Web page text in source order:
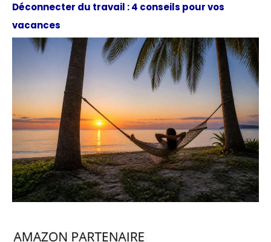
Déconnecter du travail : 4 conseils pour vos
vacances